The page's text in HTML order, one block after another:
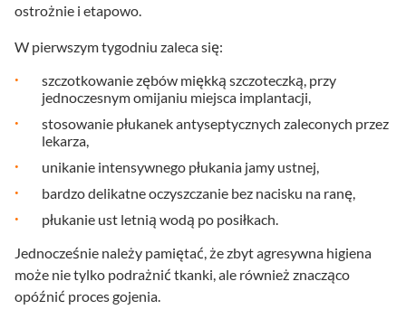
ostrożnie i etapowo.
W pierwszym tygodniu zaleca się:
szczotkowanie zębów miękką szczoteczką, przy
jednoczesnym omijaniu miejsca implantacji,
stosowanie płukanek antyseptycznych zaleconych przez
lekarza,
unikanie intensywnego płukania jamy ustnej,
bardzo delikatne oczyszczanie bez nacisku na ranę,
płukanie ust letnią wodą po posiłkach.
Jednocześnie należy pamiętać, że zbyt agresywna higiena
może nie tylko podrażnić tkanki, ale również znacząco
opóźnić proces gojenia.